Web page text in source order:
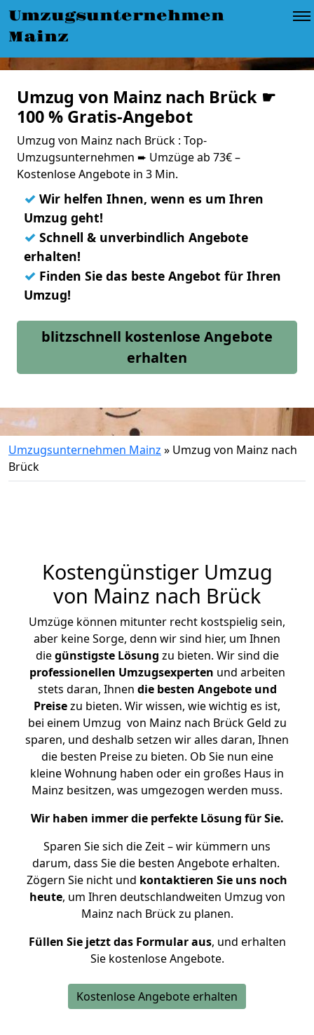
Umzugsunternehmen
Mainz
Umzug von Mainz nach Brück ☛
100 % Gratis-Angebot
Umzug von Mainz nach Brück : Top-
Umzugsunternehmen ➨ Umzüge ab 73€ –
Kostenlose Angebote in 3 Min.
✓ Wir helfen Ihnen, wenn es um Ihren
Umzug geht!
✓ Schnell & unverbindlich Angebote
erhalten!
✓ Finden Sie das beste Angebot für Ihren
Umzug!
blitzschnell kostenlose Angebote
erhalten
Umzugsunternehmen Mainz » Umzug von Mainz nach
Brück
Kostengünstiger Umzug
von Mainz nach Brück
Umzüge können mitunter recht kostspielig sein,
aber keine Sorge, denn wir sind hier, um Ihnen
diegünstigste Lösung zu bieten. Wir sind die
professionellen Umzugsexperten und arbeiten
stets daran, Ihnen die besten Angebote und
Preisezu bieten. Wir wissen, wie wichtig es ist,
bei einem Umzug von Mainz nach Brück Geld zu
sparen, und deshalb setzen wir alles daran, Ihnen
die besten Preise zu bieten. Ob Sie nun eine
kleine Wohnung haben oder ein großes Haus in
Mainz besitzen, was umgezogen werden muss.
Wir haben immer die perfekte Lösung für Sie.
Sparen Sie sich die Zeit – wir kümmern uns
darum, dass Sie die besten Angebote erhalten.
Zögern Sie nicht und kontaktieren Sie uns noch
heute, um Ihren deutschlandweiten Umzug von
Mainz nach Brück zu planen.
Füllen Sie jetzt das Formular aus, und erhalten
Sie kostenlose Angebote.
Kostenlose Angebote erhalten